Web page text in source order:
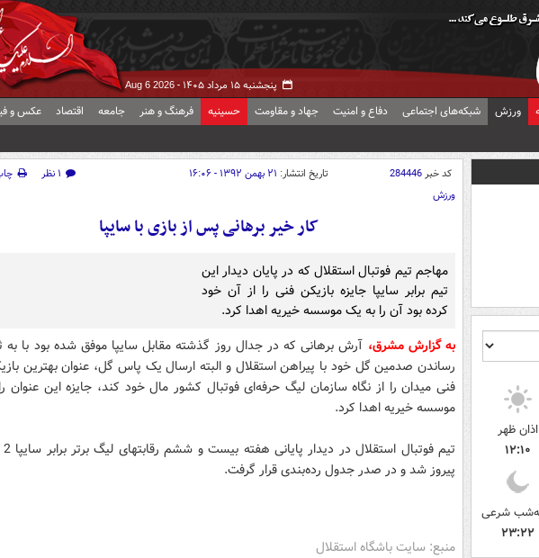
پنجشنبه ۱۵ مرداد ۱۴۰۵ - Aug 6 2026
ورزش شبکه‌های اجتماعی دفاع و امنیت جهاد و مقاومت حسینیه فرهنگ و هنر جامعه اقتصاد عکس و
اذان ظهر
۱۲:۱۰
شرعی
۲۳:۲۲
کد خبر284446 تاریخ انتشار: ۲۱ بهمن ۱۳۹۲ - ۱۶:۰۶ ۱ نظر
ورزش
کار خیر برهانی پس از بازی با سایپا
مهاجم تیم فوتبال استقلال که در پایان دیدار این
تیم برابر سایپا جایزه بازیکن فنی را از آن خود
کرده بود آن را به یک موسسه خیریه اهدا کرد.
به گزارش مشرق، آرش برهانی که در جدال روز گذشته مقابل سایپا موفق شده بود با به
رساندن صدمین گل خود با پیراهن استقلال و البته ارسال یک پاس گل، عنوان بهترین
فنی میدان را از نگاه سازمان لیگ حرفه‌ای فوتبال کشور مال خود کند، جایزه این عنوان
موسسه خیریه اهدا کرد.
پیروز شد و در صدر جدول رده‌بندی قرار گرفت.
منبع: سایت باشگاه استقلال